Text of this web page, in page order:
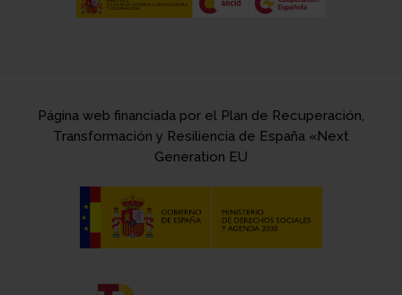
Página web financiada por el Plan de Recuperación,
Transformación y Resiliencia de España «Next
Generation EU